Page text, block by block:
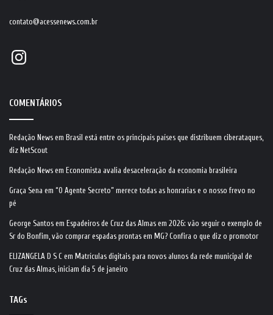
contato@acessenews.com.br
Instagram
COMENTÁRIOS
Redação News em Brasil está entre os principais países que distribuem ciberataques,
diz NetScout
Redação News em Economista avalia desaceleração da economia brasileira
Graça Sena em “O Agente Secreto” merece todas as honrarias e o nosso frevo no
pé
George Santos em Espadeiros de Cruz das Almas em 2026: vão seguir o exemplo de
Sr do Bonfim, vão comprar espadas prontas em MG? Confira o que diz o promotor
ELIZANGELA D S C em Matrículas digitais para novos alunos da rede municipal de
Cruz das Almas, iniciam dia 5 de janeiro
TAGs